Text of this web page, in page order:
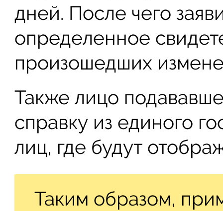
дней. После чего
определенное
произошедших
Также лицо
справку из единого
лиц, где будут
Таким образом,